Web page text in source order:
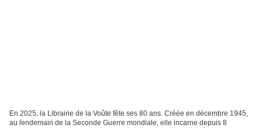
En 2025, la Librairie de la Voûte fête ses 80 ans. Créée en décembre 1945,
au lendemain de la Seconde Guerre mondiale, elle incarne depuis 8